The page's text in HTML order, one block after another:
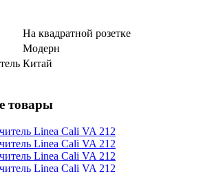
На квадратной розетке
Модерн
Китай
товары